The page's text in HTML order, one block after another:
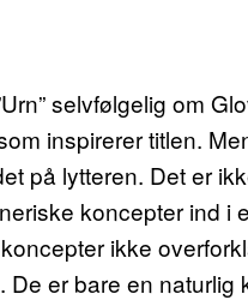
selvfølgelig om
inspirerer titlen.
på lytteren. Det er
koncepter ind i
ikke
er bare en